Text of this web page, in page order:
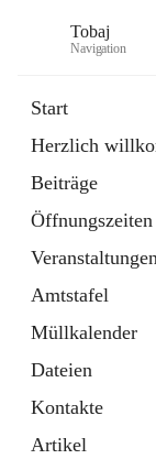
Tobaj
Navigation
Start
Herzlich
Beiträge
Öffnungszeiten
Amtstafel
Müllkalender
Dateien
Kontakte
Artikel
Externe Webseite
in
Tab
Formulare
2 Schnellzugriffe